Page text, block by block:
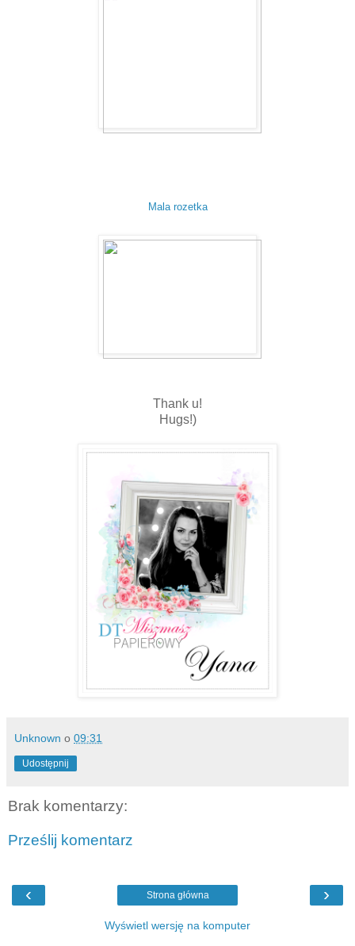
Mala rozetka
Thank u!
Hugs!)
Unknown o 09:31
Udostępnij
Brak komentarzy:
Prześlij komentarz
‹ ›
Strona główna
Wyświetl wersję na komputer